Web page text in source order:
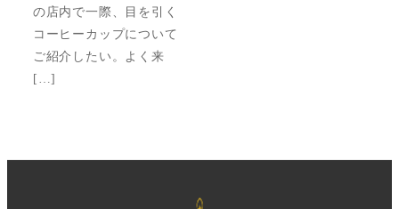
の店内で一際、目を引く
コーヒーカップについて
ご紹介したい。よく来
[…]